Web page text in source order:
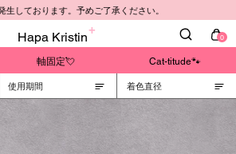
Hapa Kristin 0
軸固定💘 Cat-titude🐾
ております。予めご了承ください。
使用期間 着色直径